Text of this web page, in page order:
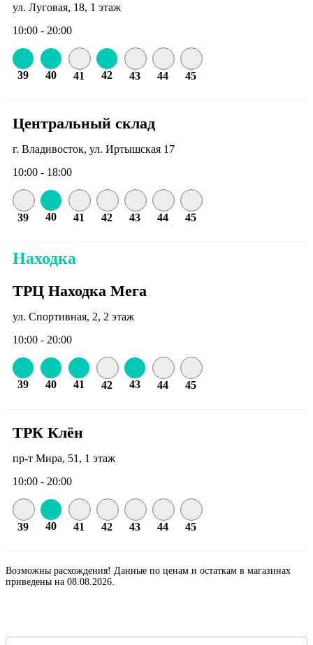
ул. Луговая, 18, 1 этаж
10:00 - 20:00
39 40 41 42 43 44 45
Центральный склад
г. Владивосток, ул. Иртышская 17
10:00 - 18:00
39 40 41 42 43 44 45
Находка
ТРЦ Находка Мега
ул. Спортивная, 2, 2 этаж
10:00 - 20:00
39 40 41 42 43 44 45
ТРК Клён
пр-т Мира, 51, 1 этаж
10:00 - 20:00
39 40 41 42 43 44 45
Возможны расхождения! Данные по ценам и остаткам в магазинах
приведены на 08.08.2026.